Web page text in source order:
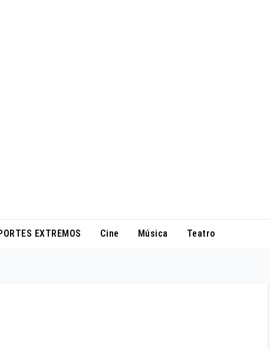
EXTREMOS Cine Música Teatro